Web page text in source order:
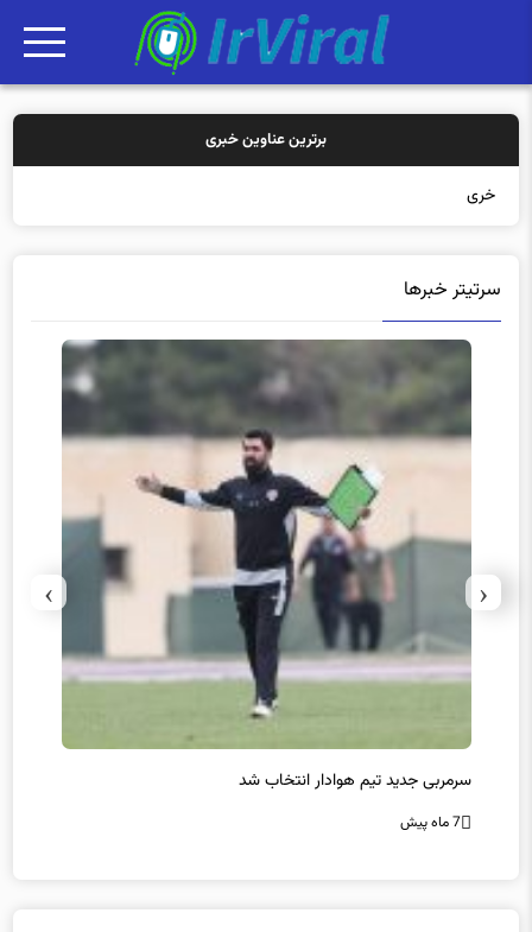
برترین عناوین خبری
خرید بیمه: سنتی ی
سرتیتر خبرها
سرمربی جدید تیم هوادار انتخاب شد
7 ماه پیش
‹
›